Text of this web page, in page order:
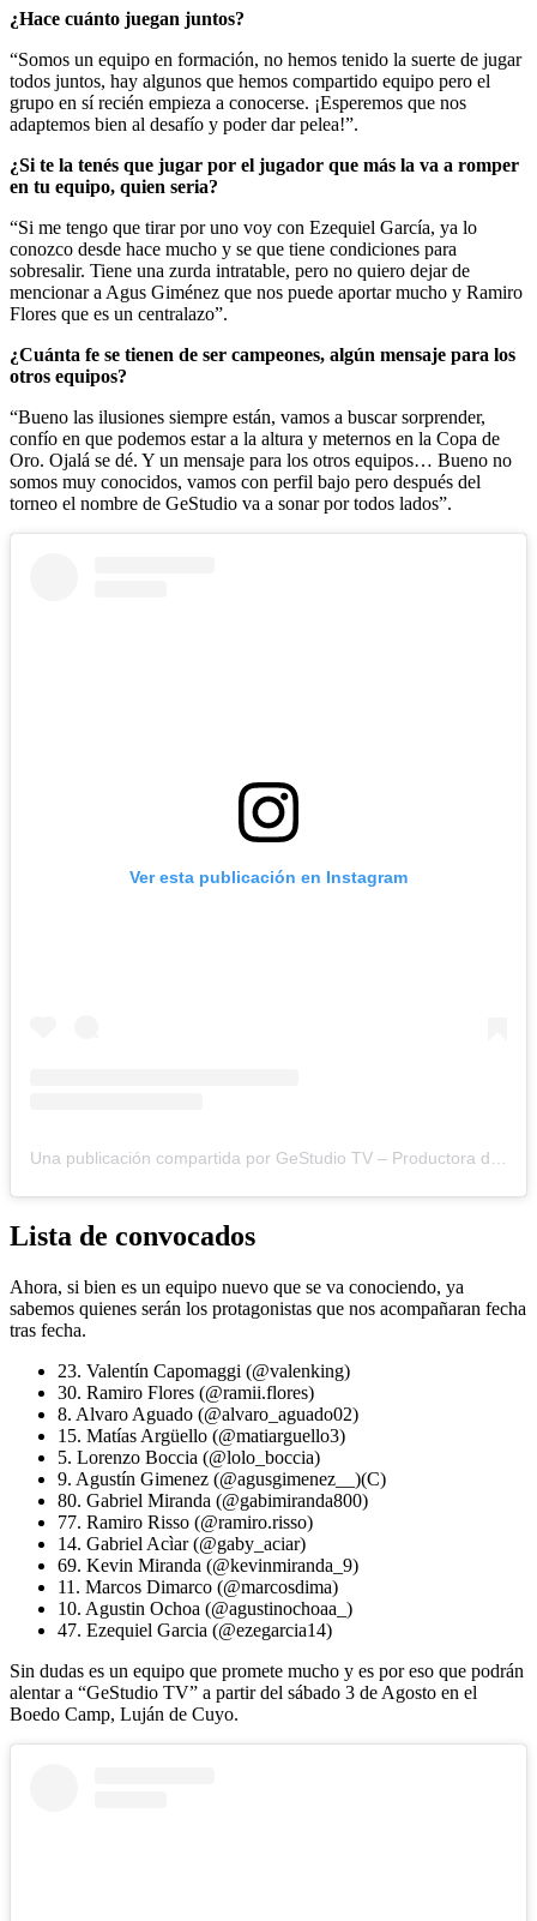
¿Hace cuánto juegan juntos?
“Somos un equipo en formación, no hemos tenido la suerte de jugar
todos juntos, hay algunos que hemos compartido equipo pero el
grupo en sí recién empieza a conocerse. ¡Esperemos que nos
adaptemos bien al desafío y poder dar pelea!”.
¿Si te la tenés que jugar por el jugador que más la va a romper
en tu equipo, quien seria?
“Si me tengo que tirar por uno voy con Ezequiel García, ya lo
conozco desde hace mucho y se que tiene condiciones para
sobresalir. Tiene una zurda intratable, pero no quiero dejar de
mencionar a Agus Giménez que nos puede aportar mucho y Ramiro
Flores que es un centralazo”.
¿Cuánta fe se tienen de ser campeones, algún mensaje para los
otros equipos?
“Bueno las ilusiones siempre están, vamos a buscar sorprender,
confío en que podemos estar a la altura y meternos en la Copa de
Oro. Ojalá se dé. Y un mensaje para los otros equipos… Bueno no
somos muy conocidos, vamos con perfil bajo pero después del
torneo el nombre de GeStudio va a sonar por todos lados”.
Ver esta publicación en Instagram
Lista de convocados
Ahora, si bien es un equipo nuevo que se va conociendo, ya
sabemos quienes serán los protagonistas que nos acompañaran fecha
tras fecha.
23. Valentín Capomaggi (@valenking)
30. Ramiro Flores (@ramii.flores)
8. Alvaro Aguado (@alvaro_aguado02)
15. Matías Argüello (@matiarguello3)
5. Lorenzo Boccia (@lolo_boccia)
9. Agustín Gimenez (@agusgimenez__)(C)
80. Gabriel Miranda (@gabimiranda800)
77. Ramiro Risso (@ramiro.risso)
14. Gabriel Acìar (@gaby_aciar)
69. Kevin Miranda (@kevinmiranda_9)
11. Marcos Dimarco (@marcosdima)
10. Agustin Ochoa (@agustinochoaa_)
47. Ezequiel Garcia (@ezegarcia14)
Sin dudas es un equipo que promete mucho y es por eso que podrán
alentar a “GeStudio TV” a partir del sábado 3 de Agosto en el
Boedo Camp, Luján de Cuyo.